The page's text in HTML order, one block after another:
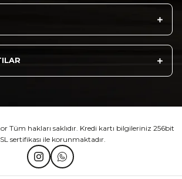
Keçesi Çift Yaylı NOK Kayaba Showa
₺ 1.600,00
Mondial Turismo 50 Kaporta Seti Sarı
Tüm hakları saklıdır. Kredi kartı bilgileriniz 256bit
sertifikası ile korunmaktadır.